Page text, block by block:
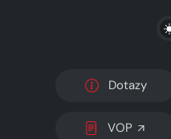
Dotazy
VOP